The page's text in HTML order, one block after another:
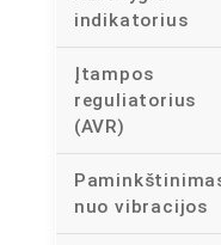
indikatorius
Įtampos
reguliatorius
(AVR)
nuo vibracijos